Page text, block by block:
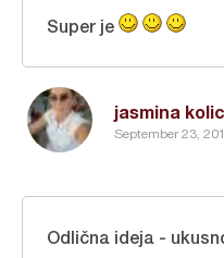
jasmina
September 23,
Super je
Odlična ideja -